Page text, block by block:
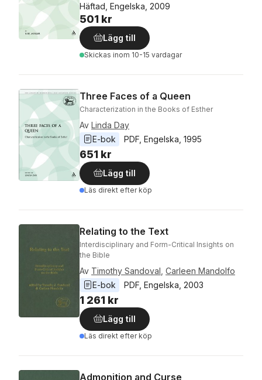
Häftad, Engelska, 2009
501 kr
Lägg till
Skickas inom 10-15 vardagar
Three Faces of a Queen
Characterization in the Books of Esther
Av Linda Day
E-bok
PDF Engelska 1995
651 kr
Lägg till
Läs direkt efter köp
Relating to the Text
Interdisciplinary and Form-Critical Insights on
the Bible
Av Timothy Sandoval Carleen Mandolfo
E-bok
PDF Engelska 2003
1 261 kr
Lägg till
Läs direkt efter köp
Admonition and Curse